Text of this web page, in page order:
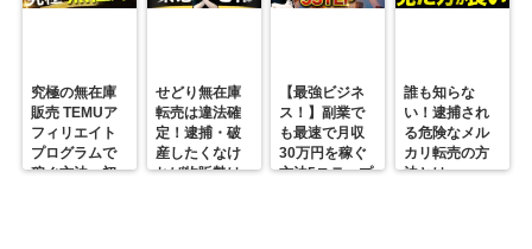
究極の無在庫
販売 TEMUア
フィリエイト
プログラムで
稼ぐ方法 初
せどり無在庫
転売は違法確
定！逮捕・破
産したくなけ
れば物販勢は
【最強ビジネ
ス！】副業で
も最速で月収
30万円を稼ぐ
方法5ステップ
誰も知らな
い！逮捕され
る危険なメル
カリ転売の方
法とは